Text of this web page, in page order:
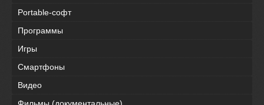
Portable-софт
Программы
Игры
Смартфоны
Видео